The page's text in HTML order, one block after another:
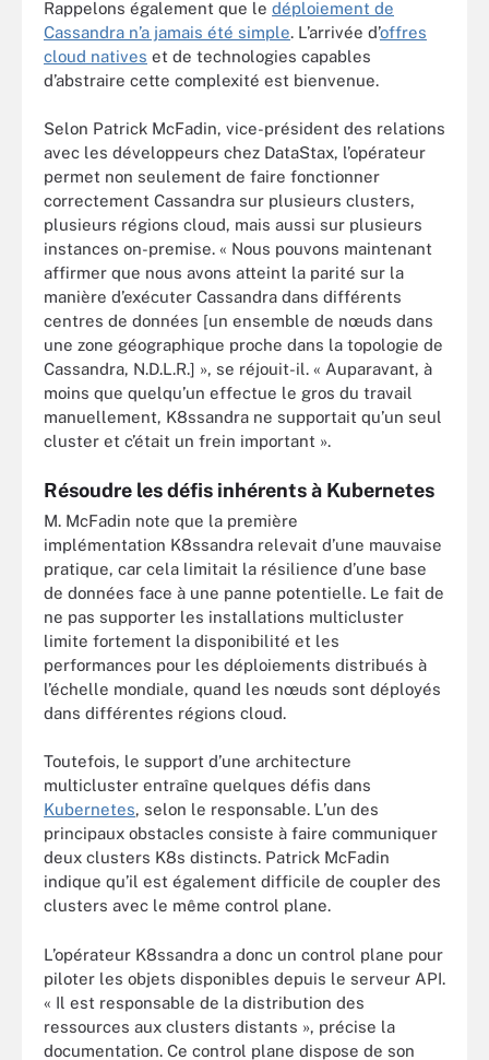
Rappelons également que le déploiement de
Cassandra n’a jamais été simple. L’arrivée d’offres
cloud natives et de technologies capables
d’abstraire cette complexité est bienvenue.
Selon Patrick McFadin, vice-président des relations
avec les développeurs chez DataStax, l’opérateur
permet non seulement de faire fonctionner
correctement Cassandra sur plusieurs clusters,
plusieurs régions cloud, mais aussi sur plusieurs
instances on-premise. « Nous pouvons maintenant
affirmer que nous avons atteint la parité sur la
manière d’exécuter Cassandra dans différents
centres de données [un ensemble de nœuds dans
une zone géographique proche dans la topologie de
Cassandra, N.D.L.R.] », se réjouit-il. « Auparavant, à
moins que quelqu’un effectue le gros du travail
manuellement, K8ssandra ne supportait qu’un seul
cluster et c’était un frein important ».
Résoudre les défis inhérents à Kubernetes
M. McFadin note que la première
implémentation K8ssandra relevait d’une mauvaise
pratique, car cela limitait la résilience d’une base
de données face à une panne potentielle. Le fait de
ne pas supporter les installations multicluster
limite fortement la disponibilité et les
performances pour les déploiements distribués à
l’échelle mondiale, quand les nœuds sont déployés
dans différentes régions cloud.
Toutefois, le support d’une architecture
multicluster entraîne quelques défis dans
Kubernetes, selon le responsable. L’un des
principaux obstacles consiste à faire communiquer
deux clusters K8s distincts. Patrick McFadin
indique qu’il est également difficile de coupler des
clusters avec le même control plane.
L’opérateur K8ssandra a donc un control plane pour
piloter les objets disponibles depuis le serveur API.
« Il est responsable de la distribution des
ressources aux clusters distants », précise la
documentation. Ce control plane dispose de son